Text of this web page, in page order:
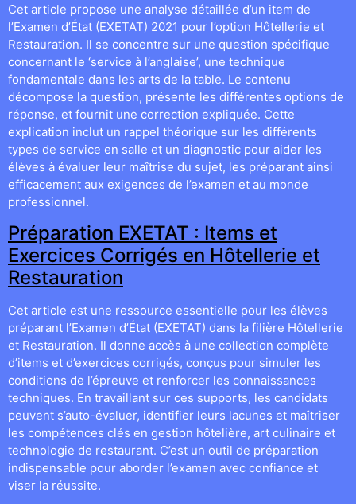
Cet article propose une analyse détaillée d’un item de
l’Examen d’État (EXETAT) 2021 pour l’option Hôtellerie et
Restauration. Il se concentre sur une question spécifique
concernant le ‘service à l’anglaise’, une technique
fondamentale dans les arts de la table. Le contenu
décompose la question, présente les différentes options de
réponse, et fournit une correction expliquée. Cette
explication inclut un rappel théorique sur les différents
types de service en salle et un diagnostic pour aider les
élèves à évaluer leur maîtrise du sujet, les préparant ainsi
efficacement aux exigences de l’examen et au monde
professionnel.
Préparation EXETAT : Items et
Exercices Corrigés en Hôtellerie et
Restauration
Cet article est une ressource essentielle pour les élèves
préparant l’Examen d’État (EXETAT) dans la filière Hôtellerie
et Restauration. Il donne accès à une collection complète
d’items et d’exercices corrigés, conçus pour simuler les
conditions de l’épreuve et renforcer les connaissances
techniques. En travaillant sur ces supports, les candidats
peuvent s’auto-évaluer, identifier leurs lacunes et maîtriser
les compétences clés en gestion hôtelière, art culinaire et
technologie de restaurant. C’est un outil de préparation
indispensable pour aborder l’examen avec confiance et
viser la réussite.